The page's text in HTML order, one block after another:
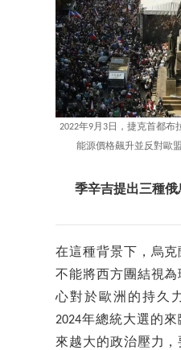
2022年9月3日，捷克首都布
能源價格飆升並反對歐
季辛吉提出三種
在這種背景下，烏
不能將西方團結視
心對於歐洲的持久
2024年總統大選的
來越大的政治壓力